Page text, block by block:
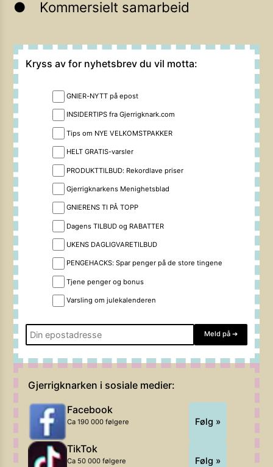
Kommersielt samarbeid
Kryss av for nyhetsbrev du vil motta:
GNIER-NYTT på epost
INSIDERTIPS fra Gjerrigknark.com
Tips om NYE VELKOMSTPAKKER
HELT GRATIS-varsler
PRODUKTTILBUD: Rekordlave priser
Gjerrigknarkens Menighetsblad
GNIERENS TI PÅ TOPP
Dagens TILBUD og RABATTER
UKENS DAGLIGVARETILBUD
PENGEHACKS: Spar penger på de store tingene
Tjene penger og bonus
Varsling om julekalenderen
Meld på ➔
Gjerrigknarken i sosiale medier:
Facebook
Ca 190 000 følgere Følg »
TikTok
Ca 50 000 følgere Følg »